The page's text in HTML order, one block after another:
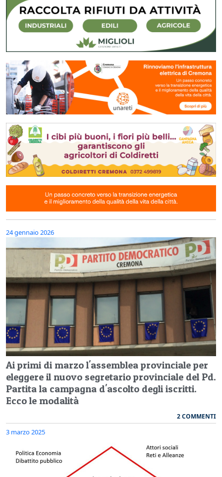
24 gennaio 2026
Ai primi di marzo l'assemblea provinciale per
eleggere il nuovo segretario provinciale del Pd.
Partita la campagna d'ascolto degli iscritti.
Ecco le modalità
2 COMMENTI
3 marzo 2025